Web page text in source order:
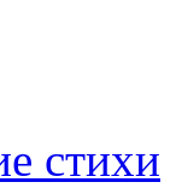
стихи